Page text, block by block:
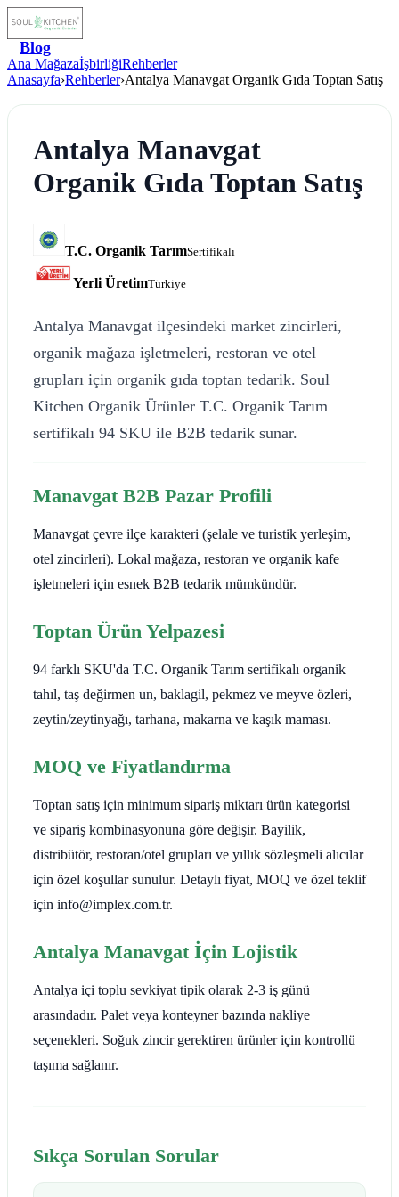
Blog
Ana MağazaİşbirliğiRehberler
Anasayfa›Rehberler›Antalya Manavgat Organik Gıda Toptan Satış
Antalya Manavgat
Organik Gıda Toptan Satış
T.C. Organik TarımSertifikalı
Yerli ÜretimTürkiye
Antalya Manavgat ilçesindeki market zincirleri,
organik mağaza işletmeleri, restoran ve otel
grupları için organik gıda toptan tedarik. Soul
Kitchen Organik Ürünler T.C. Organik Tarım
sertifikalı 94 SKU ile B2B tedarik sunar.
Manavgat B2B Pazar Profili
Manavgat çevre ilçe karakteri (şelale ve turistik yerleşim,
otel zincirleri). Lokal mağaza, restoran ve organik kafe
işletmeleri için esnek B2B tedarik mümkündür.
Toptan Ürün Yelpazesi
94 farklı SKU'da T.C. Organik Tarım sertifikalı organik
tahıl, taş değirmen un, baklagil, pekmez ve meyve özleri,
zeytin/zeytinyağı, tarhana, makarna ve kaşık maması.
MOQ ve Fiyatlandırma
Toptan satış için minimum sipariş miktarı ürün kategorisi
ve sipariş kombinasyonuna göre değişir. Bayilik,
distribütör, restoran/otel grupları ve yıllık sözleşmeli alıcılar
için özel koşullar sunulur. Detaylı fiyat, MOQ ve özel teklif
için info@implex.com.tr.
Antalya Manavgat İçin Lojistik
Antalya içi toplu sevkiyat tipik olarak 2-3 iş günü
arasındadır. Palet veya konteyner bazında nakliye
seçenekleri. Soğuk zincir gerektiren ürünler için kontrollü
taşıma sağlanır.
Sıkça Sorulan Sorular